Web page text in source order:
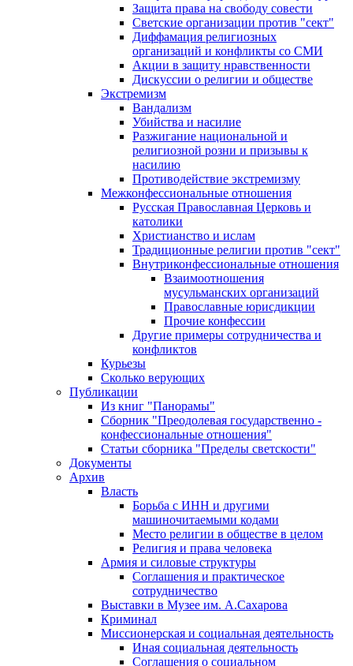
Защита права на свободу совести
Светские организации против "сект"
Диффамация религиозных
организаций и конфликты со СМИ
Акции в защиту нравственности
Дискуссии о религии и обществе
Экстремизм
Вандализм
Убийства и насилие
Разжигание национальной и
религиозной розни и призывы к
насилию
Противодействие экстремизму
Межконфессиональные отношения
Русская Православная Церковь и
католики
Христианство и ислам
Традиционные религии против "сект"
Внутриконфессиональные отношения
Взаимоотношения
мусульманских организаций
Православные юрисдикции
Прочие конфессии
Другие примеры сотрудничества и
конфликтов
Курьезы
Сколько верующих
Публикации
Из книг "Панорамы"
Сборник "Преодолевая государственно -
конфессиональные отношения"
Статьи сборника "Пределы светскости"
Документы
Архив
Власть
Борьба с ИНН и другими
машиночитаемыми кодами
Место религии в обществе в целом
Религия и права человека
Армия и силовые структуры
Соглашения и практическое
сотрудничество
Выставки в Музее им. А.Сахарова
Криминал
Миссионерская и социальная деятельность
Иная социальная деятельность
Соглашения о социальном